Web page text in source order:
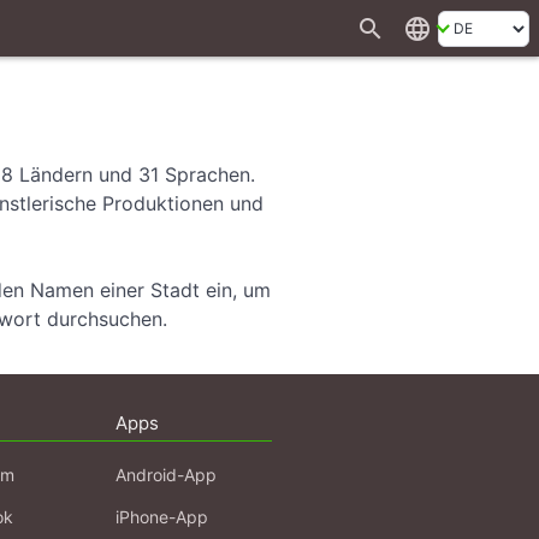
search language
Ländern und 31 Sprachen.
Produktionen und
Namen einer Stadt ein, um
durchsuchen.
Apps
Android-App
iPhone-App